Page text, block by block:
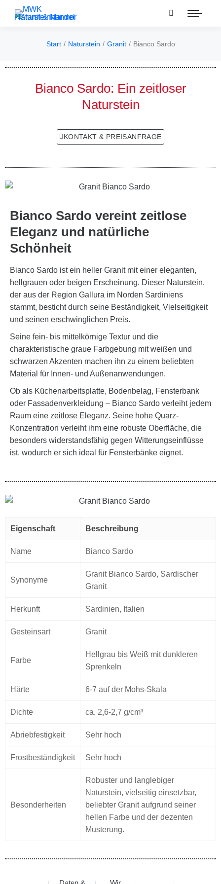
Sie befinden sich hier:
Start Naturstein Granit Bianco Sardo
Bianco Sardo: Ein zeitloser
Naturstein
KONTAKT & PREISANFRAGE
Bianco Sardo vereint zeitlose
Eleganz und natürliche
Schönheit
Bianco Sardo ist ein heller Granit mit einer eleganten,
hellgrauen oder beigen Erscheinung. Dieser Naturstein,
der aus der Region Gallura im Norden Sardiniens
stammt, besticht durch seine Beständigkeit, Vielseitigkeit
und seinen erschwinglichen Preis.
Seine fein- bis mittelkörnige Textur und die
charakteristische graue Farbgebung mit weißen und
schwarzen Akzenten machen ihn zu einem beliebten
Material für Innen- und Außenanwendungen.
Ob als Küchenarbeitsplatte, Bodenbelag, Fensterbank
oder Fassadenverkleidung – Bianco Sardo verleiht jedem
Raum eine zeitlose Eleganz. Seine hohe Quarz-
Konzentration verleiht ihm eine robuste Oberfläche, die
besonders widerstandsfähig gegen Witterungseinflüsse
ist, wodurch er sich ideal für Fensterbänke eignet.
Eigenschaft Beschreibung
Name Bianco Sardo
Synonyme
Granit Bianco Sardo, Sardischer
Granit
Herkunft Sardinien, Italien
Gesteinsart Granit
Farbe
Hellgrau bis Weiß mit dunkleren
Sprenkeln
Härte 6-7 auf der Mohs-Skala
Dichte ca. 2,6-2,7 g/cm³
Abriebfestigkeit Sehr hoch
Frostbeständigkeit Sehr hoch
Besonderheiten
Robuster und langlebiger
Naturstein, vielseitig einsetzbar,
beliebter Granit aufgrund seiner
hellen Farbe und der dezenten
Musterung.